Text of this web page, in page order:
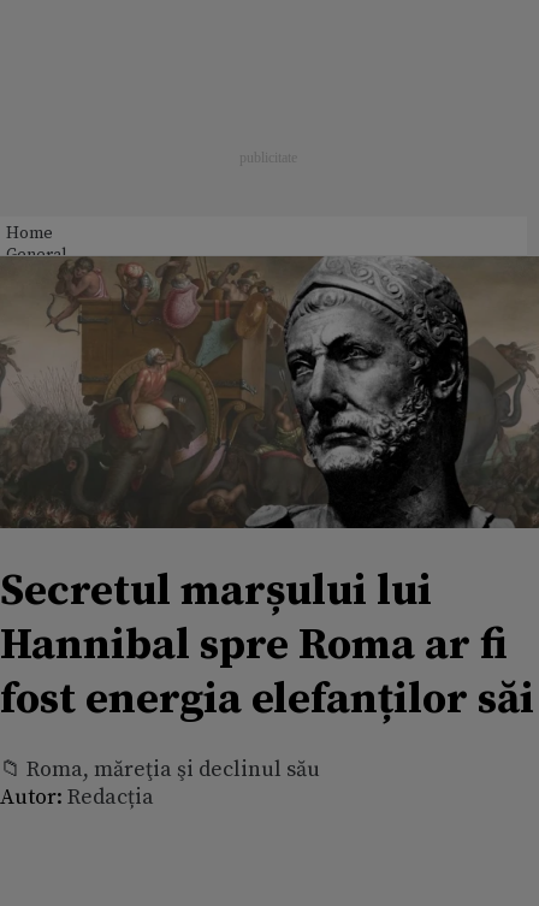
Home
General
Secretul marșului lui
Hannibal spre Roma ar fi
fost energia elefanților săi
📁 Roma, măreţia şi declinul său
Autor: Redacția